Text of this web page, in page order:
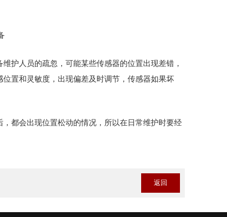
护人员的疏忽，可能某些传感器的位置出现差错，
置和灵敏度，出现偏差及时调节，传感器如果坏
都会出现位置松动的情况，所以在日常维护时要经
返回